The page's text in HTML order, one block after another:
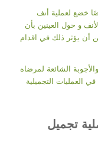
خضع لعملية أنف
و حول العينين بأن
أن يؤثر ذلك في اقدام
الشائعة لمرضاه
مع تجربته لأكثر من 30 عامًا في العمليات التجميلية
تجميل